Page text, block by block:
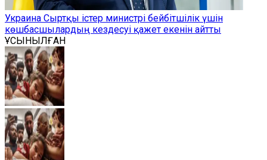
Украина Сыртқы істер министрі бейбітшілік үшін
көшбасшылардың кездесуі қажет екенін айтты
ҰСЫНЫЛҒАН